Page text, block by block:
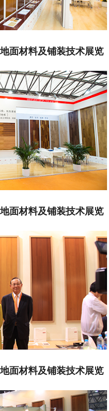
面材料及铺装技术展览
面材料及铺装技术展览
面材料及铺装技术展览